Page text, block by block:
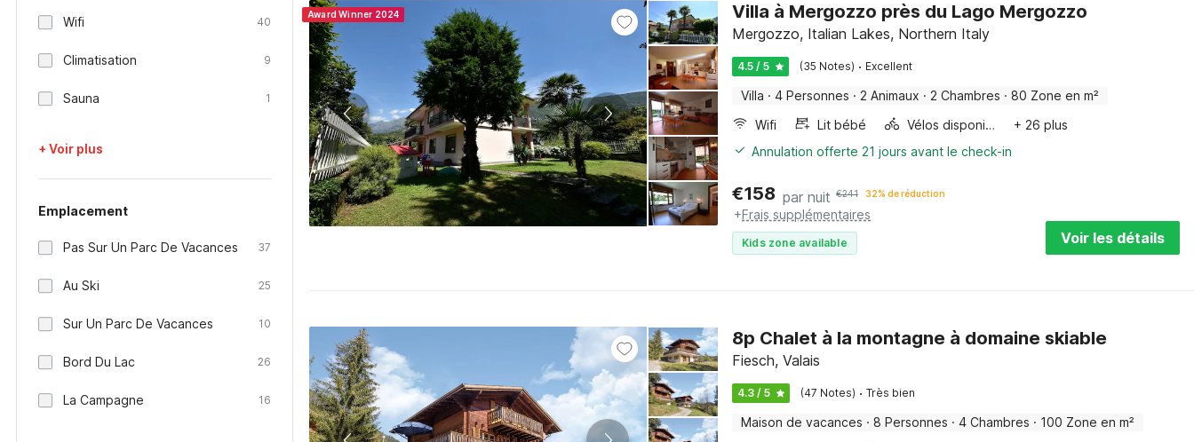
Wifi 40
Climatisation 9
Sauna 1
+ Voir plus
Emplacement
Pas Sur Un Parc De Vacances 37
Au Ski 25
Sur Un Parc De Vacances 10
Bord Du Lac 26
La Campagne 16
Award Winner 2024 Villa à Mergozzo près du Lago Mergozzo
Mergozzo, Italian Lakes, Northern Italy
4.5 / 5 (35 Notes) · Excellent
Villa · 4 Personnes · 2 Animaux · 2 Chambres · 80 Zone en m²
Wifi
Lit bébé Vélos disponibles
+ 26 plus
Annulation offerte 21 jours avant le check-in
€158 par nuit €241 32% de réduction
+Frais supplémentaires
Kids zone available Voir les détails
8p Chalet à la montagne à domaine skiable
Fiesch, Valais
4.3 / 5 (47 Notes) · Très bien
Maison de vacances · 8 Personnes · 4 Chambres · 100 Zone en m²